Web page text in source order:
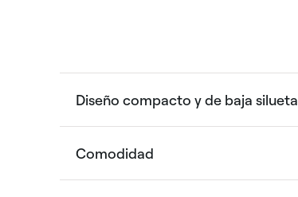
Diseño compacto y de baja silueta
Comodidad